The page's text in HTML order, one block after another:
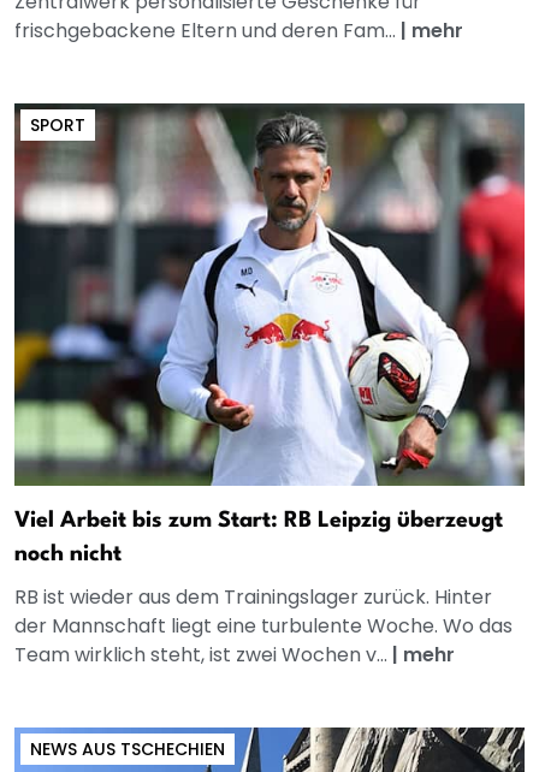
frischgebackene Eltern und deren Fam... | mehr
SPORT
Viel Arbeit bis zum Start: RB Leipzig überzeugt
noch nicht
RB ist wieder aus dem Trainingslager zurück. Hinter
der Mannschaft liegt eine turbulente Woche. Wo das
Team wirklich steht, ist zwei Wochen v... | mehr
NEWS AUS TSCHECHIEN